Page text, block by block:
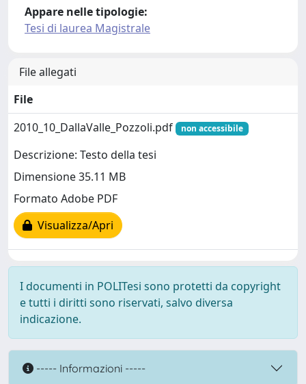
Appare nelle tipologie:
Tesi di laurea Magistrale
File allegati
File
2010_10_DallaValle_Pozzoli.pdf
non accessibile
Descrizione: Testo della tesi
Dimensione 35.11 MB
Formato Adobe PDF
Visualizza/Apri
I documenti in POLITesi sono protetti da copyright
e tutti i diritti sono riservati, salvo diversa
indicazione.
----- Informazioni -----